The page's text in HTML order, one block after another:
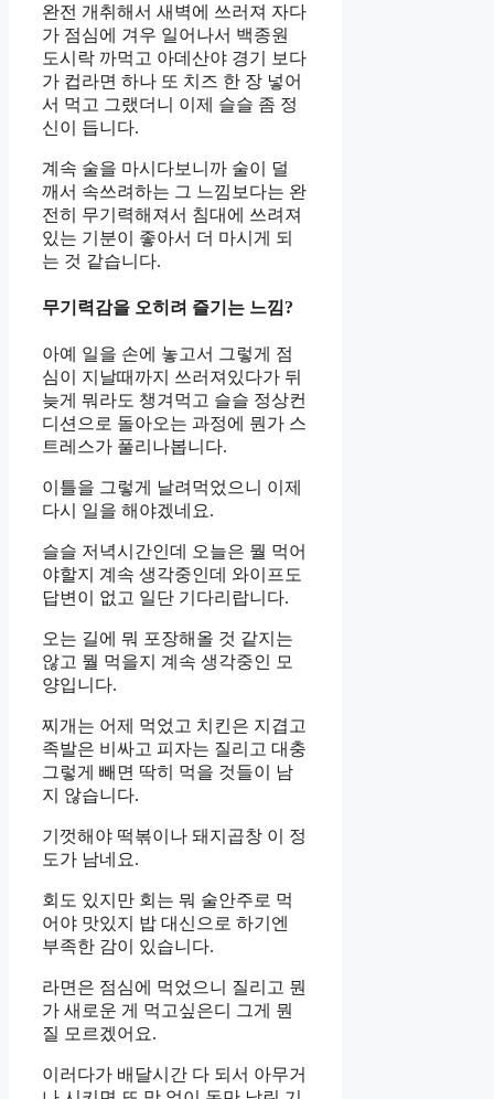
완전 개취해서 새벽에 쓰러져 자다
가 점심에 겨우 일어나서 백종원
도시락 까먹고 아데산야 경기 보다
가 컵라면 하나 또 치즈 한 장 넣어
서 먹고 그랬더니 이제 슬슬 좀 정
신이 듭니다.
계속 술을 마시다보니까 술이 덜
깨서 속쓰려하는 그 느낌보다는 완
전히 무기력해져서 침대에 쓰려져
있는 기분이 좋아서 더 마시게 되
는 것 같습니다.
무기력감을 오히려 즐기는 느낌?
아예 일을 손에 놓고서 그렇게 점
심이 지날때까지 쓰러져있다가 뒤
늦게 뭐라도 챙겨먹고 슬슬 정상컨
디션으로 돌아오는 과정에 뭔가 스
트레스가 풀리나봅니다.
이틀을 그렇게 날려먹었으니 이제
다시 일을 해야겠네요.
슬슬 저녁시간인데 오늘은 뭘 먹어
야할지 계속 생각중인데 와이프도
답변이 없고 일단 기다리랍니다.
오는 길에 뭐 포장해올 것 같지는
않고 뭘 먹을지 계속 생각중인 모
양입니다.
찌개는 어제 먹었고 치킨은 지겹고
족발은 비싸고 피자는 질리고 대충
그렇게 빼면 딱히 먹을 것들이 남
지 않습니다.
기껏해야 떡볶이나 돼지곱창 이 정
도가 남네요.
회도 있지만 회는 뭐 술안주로 먹
어야 맛있지 밥 대신으로 하기엔
부족한 감이 있습니다.
라면은 점심에 먹었으니 질리고 뭔
가 새로운 게 먹고싶은디 그게 뭔
질 모르겠어요.
이러다가 배달시간 다 되서 아무거